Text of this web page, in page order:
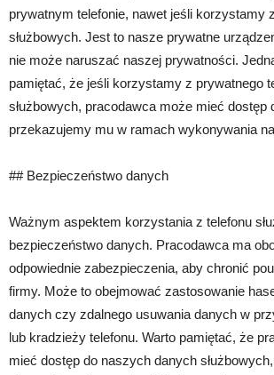
prywatnym telefonie, nawet jeśli korzystamy
służbowych. Jest to nasze prywatne
nie może naruszać naszej prywatności.
pamiętać, że jeśli korzystamy z prywatnego
służbowych, pracodawca może mieć dostęp
przekazujemy mu w ramach wykonywania
## Bezpieczeństwo danych
Ważnym aspektem korzystania z telefonu
bezpieczeństwo danych. Pracodawca ma
odpowiednie zabezpieczenia, aby chronić
firmy. Może to obejmować zastosowanie
danych czy zdalnego usuwania danych w
lub kradzieży telefonu. Warto pamiętać, że
mieć dostęp do naszych danych